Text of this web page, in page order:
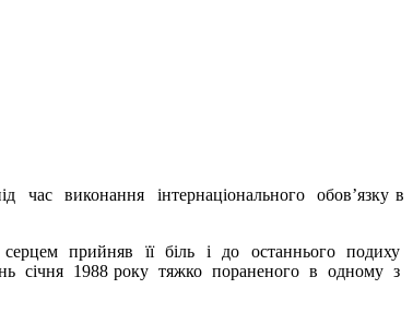
виконання інтернаціонального обов’язку в
прийняв її біль і до останнього подиху
січня 1988 року тяжко пораненого в одному з